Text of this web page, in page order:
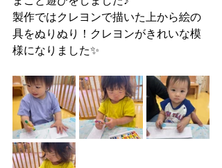
製作ではクレヨンで描いた上から絵の
具をぬりぬり！クレヨンがきれいな模
様になりました✨